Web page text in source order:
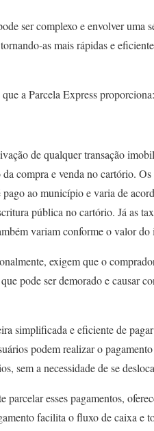
ser complexo e envolver uma
as mais rápidas e
a Parcela Express proporciona:
de qualquer transação
da compra e venda no cartório.
ao município e varia de
pública no cartório. Já as
variam conforme o valor
exigem que o
pode ser demorado e causar
simplificada e eficiente de
podem realizar o
sem a necessidade de se
parcelar esses pagamentos,
facilita o fluxo de caixa e